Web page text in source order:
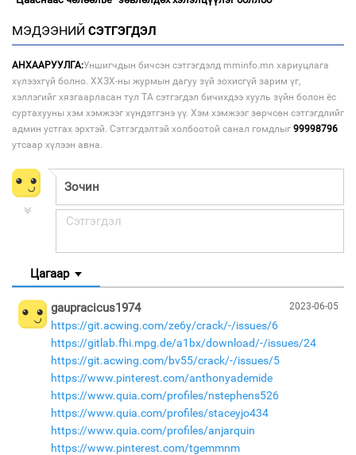
МЭДЭЭНИЙ СЭТГЭГДЭЛ
АНХААРУУЛГА:Уншигчдын бичсэн сэтгэгдэлд mminfo.mn хариуцлага
хүлээхгүй болно. ХХЗХ-ны журмын дагуу зүй зохисгүй зарим үг,
хэллэгийг хязгаарласан тул ТА сэтгэгдэл бичихдээ хууль зүйн болон ёс
суртахууны хэм хэмжээг хүндэтгэнэ үү. Хэм хэмжээг зөрчсөн сэтгэгдлийг
админ устгах эрхтэй. Сэтгэгдэлтэй холбоотой санал гомдлыг 99998796
утсаар хүлээн авна.
Цагаар
2023-06-05
gaupracicus1974
https://git.acwing.com/ze6y/crack/-/issues/6
https://gitlab.fhi.mpg.de/a1bx/download/-/issues/24
https://git.acwing.com/bv55/crack/-/issues/5
https://www.pinterest.com/anthonyademide
https://www.quia.com/profiles/nstephens526
https://www.quia.com/profiles/staceyjo434
https://www.quia.com/profiles/anjarquin
https://www.pinterest.com/tgemmnm